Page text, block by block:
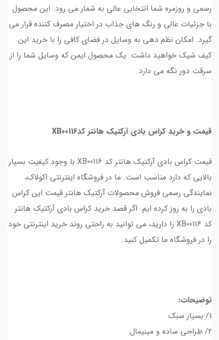
رسمی و روزمره شما انتخابی عالی به شمار می‌ رود. این محصول
با جزئیات عالی و رنگ‌ های جذاب در اختیار مصرف کننده قرار می‌
گیرد. امکان نظم دهی به وسایل در فضای کافی را با خرید این
کیف شیک خواهید داشت. یک محصول ایمن که وسایل شما را از
سرقت دور نگه می‌ دارد.
قیمت و خرید کراس بادی آرکتیک هانتر کدXB00116
قیمت کراس بادی آرکتیک هانتر کد XB00116 با وجود کیفیت بسیار
بالایی که دارد مناسب است. ما در فروشگاه اینترنتی اکولاک،
نمایندگی رسمی فروش محصولات آرکتیک هانتر قیمت این کراس
بادی را به روز کرده‌ ایم. اگر قصد خرید کراس بادی آرکتیک هانتر
کد XB00116 را دارید، می‌ توانید به راحتی روند خرید اینترنتی خود
را در فروشگاه ما تکمیل کنید.
توضیحات:
1/ بسیار سبک
2/ طراحی ساده و مینیمال